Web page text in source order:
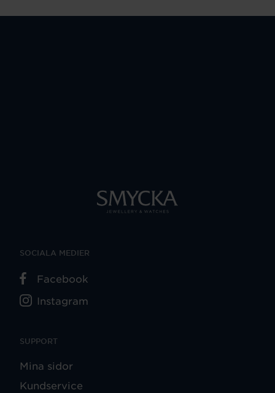
SUPPORT
Mina sidor
Kundservice
SOCIALA MEDIER
Facebook
Instagram